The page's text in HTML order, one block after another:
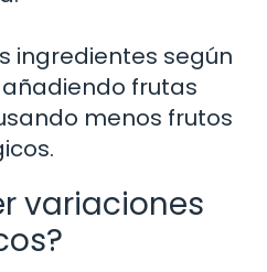
ingredientes según
frutas
menos frutos
variaciones